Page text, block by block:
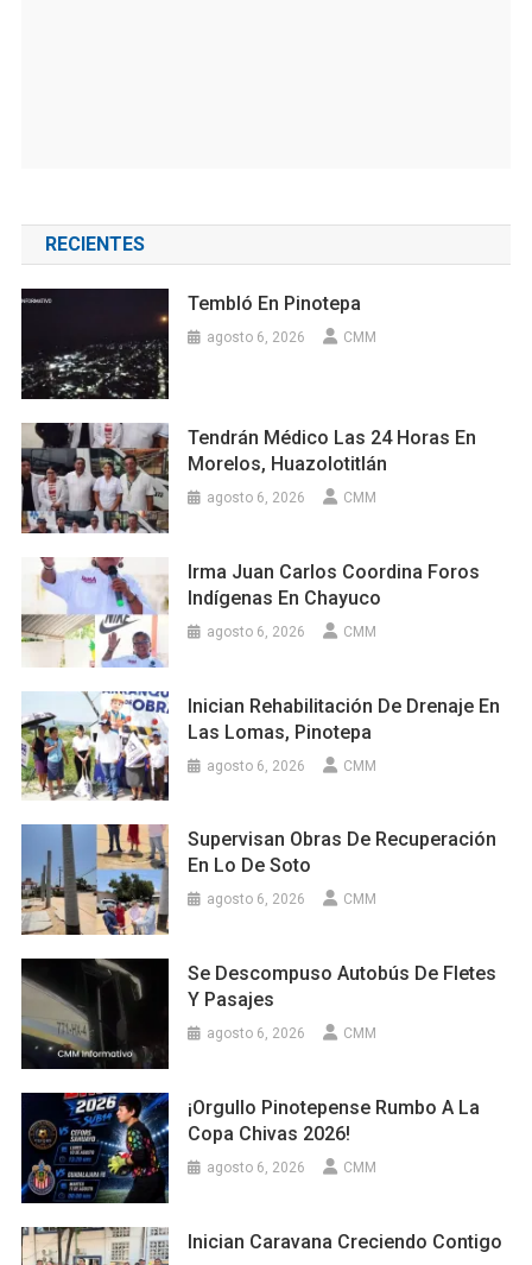
RECIENTES
Tembló En Pinotepa
agosto 6, 2026 CMM
Tendrán Médico Las 24 Horas En
Morelos, Huazolotitlán
agosto 6, 2026 CMM
Irma Juan Carlos Coordina Foros
Indígenas En Chayuco
agosto 6, 2026 CMM
Inician Rehabilitación De Drenaje En
Las Lomas, Pinotepa
agosto 6, 2026 CMM
Supervisan Obras De Recuperación
En Lo De Soto
agosto 6, 2026 CMM
Se Descompuso Autobús De Fletes
Y Pasajes
agosto 6, 2026 CMM
¡Orgullo Pinotepense Rumbo A La
Copa Chivas 2026!
agosto 6, 2026 CMM
Inician Caravana Creciendo Contigo